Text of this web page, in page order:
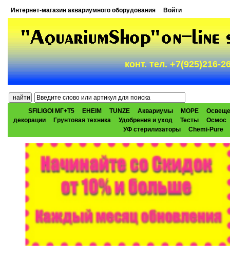
Интернет-магазин аквариумного оборудования Войти
конт. тел. +7(925)216-
SFILIGOI МГ+Т5 EHEIM TUNZE Аквариумы МОРЕ
декорации
Грунтовая техника Удобрения и уход Тесты
Осмос
УФ стерилизаторы
Chemi-Pure